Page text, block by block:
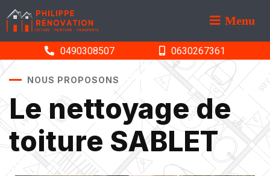
Menu
0490308507 0630267361
NOUS PROPOSONS
Le nettoyage de
toiture SABLET